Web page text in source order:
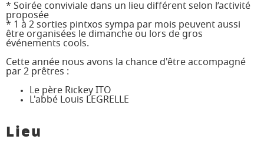
* Soirée conviviale dans un lieu différent selon l’activité
proposée
* 1 à 2 sorties pintxos sympa par mois peuvent aussi
être organisées le dimanche ou lors de gros
événements cools.
Cette année nous avons la chance d'être accompagné
par 2 prêtres :
Le père Rickey ITO
L'abbé Louis LEGRELLE
Lieu